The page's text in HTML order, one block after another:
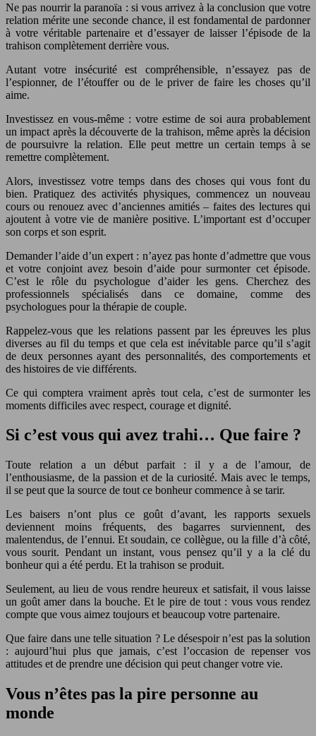
Ne pas nourrir la paranoïa : si vous arrivez à la conclusion que votre
relation mérite une seconde chance, il est fondamental de pardonner
à votre véritable partenaire et d’essayer de laisser l’épisode de la
trahison complètement derrière vous.
Autant votre insécurité est compréhensible, n’essayez pas de
l’espionner, de l’étouffer ou de le priver de faire les choses qu’il
aime.
Investissez en vous-même : votre estime de soi aura probablement
un impact après la découverte de la trahison, même après la décision
de poursuivre la relation. Elle peut mettre un certain temps à se
remettre complètement.
Alors, investissez votre temps dans des choses qui vous font du
bien. Pratiquez des activités physiques, commencez un nouveau
cours ou renouez avec d’anciennes amitiés – faites des lectures qui
ajoutent à votre vie de manière positive. L’important est d’occuper
son corps et son esprit.
Demander l’aide d’un expert : n’ayez pas honte d’admettre que vous
et votre conjoint avez besoin d’aide pour surmonter cet épisode.
C’est le rôle du psychologue d’aider les gens. Cherchez des
professionnels spécialisés dans ce domaine, comme des
psychologues pour la thérapie de couple.
Rappelez-vous que les relations passent par les épreuves les plus
diverses au fil du temps et que cela est inévitable parce qu’il s’agit
de deux personnes ayant des personnalités, des comportements et
des histoires de vie différents.
Ce qui comptera vraiment après tout cela, c’est de surmonter les
moments difficiles avec respect, courage et dignité.
Si c’est vous qui avez trahi… Que faire ?
Toute relation a un début parfait : il y a de l’amour, de
l’enthousiasme, de la passion et de la curiosité. Mais avec le temps,
il se peut que la source de tout ce bonheur commence à se tarir.
Les baisers n’ont plus ce goût d’avant, les rapports sexuels
deviennent moins fréquents, des bagarres surviennent, des
malentendus, de l’ennui. Et soudain, ce collègue, ou la fille d’à côté,
vous sourit. Pendant un instant, vous pensez qu’il y a la clé du
bonheur qui a été perdu. Et la trahison se produit.
Seulement, au lieu de vous rendre heureux et satisfait, il vous laisse
un goût amer dans la bouche. Et le pire de tout : vous vous rendez
compte que vous aimez toujours et beaucoup votre partenaire.
Que faire dans une telle situation ? Le désespoir n’est pas la solution
: aujourd’hui plus que jamais, c’est l’occasion de repenser vos
attitudes et de prendre une décision qui peut changer votre vie.
Vous n’êtes pas la pire personne au
monde